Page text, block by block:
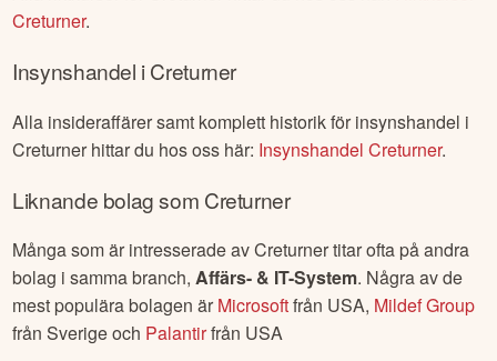
Creturner.
Insynshandel iCreturner
Alla insideraffärer samt komplett historik för insynshandel i
Creturner hittar du hos oss här: InsynshandelCreturner.
Liknande bolag som Creturner
Många som är intresserade avCreturnertitar ofta på andra
bolag i samma branch,Affärs- & IT-System. Några av de
mest populära bolagen är Microsoftfrån USA, Mildef Group
frånSverigeoch Palantirfrån USA